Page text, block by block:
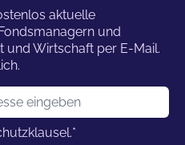
aktuelle
und
und Wirtschaft per E-Mail.
*